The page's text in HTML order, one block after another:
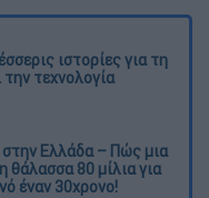
ιστορίες για τη
τεχνολογία
στην Ελλάδα – Πώς μια
θάλασσα 80 μίλια για
έναν 30χρονο!